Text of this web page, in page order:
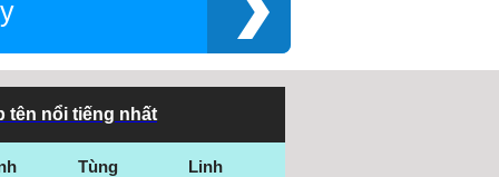
tên nổi tiếng nhất
Tùng Linh